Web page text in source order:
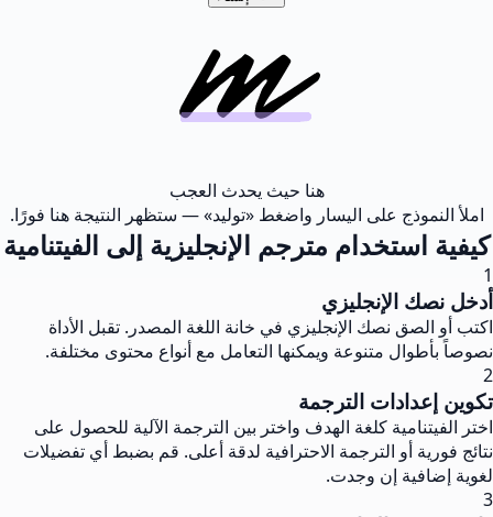
هنا حيث يحدث العجب
املأ النموذج على اليسار واضغط «توليد» — ستظهر النتيجة هنا فورًا.
كيفية استخدام مترجم الإنجليزية إلى الفيتنامية
1
أدخل نصك الإنجليزي
اكتب أو الصق نصك الإنجليزي في خانة اللغة المصدر. تقبل الأداة
نصوصاً بأطوال متنوعة ويمكنها التعامل مع أنواع محتوى مختلفة.
2
تكوين إعدادات الترجمة
اختر الفيتنامية كلغة الهدف واختر بين الترجمة الآلية للحصول على
نتائج فورية أو الترجمة الاحترافية لدقة أعلى. قم بضبط أي تفضيلات
لغوية إضافية إن وجدت.
3